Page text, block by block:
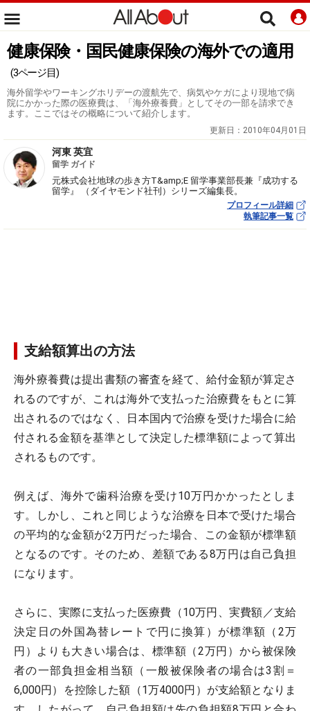
健康保険・国民健康保険の海外での適用
(3ページ目)
海外留学やワーキングホリデーの渡航先で、病気やケガにより現地で病
院にかかった際の医療費は、「海外療養費」としてその一部を請求でき
ます。ここではその概略について紹介します。
更新日： 2010年04月01日
河東 英宜
留学 ガイド
元株式会社地球の歩き方T&amp;E 留学事業部長兼『成功する
留学』 （ダイヤモンド社刊）シリーズ編集長。
プロフィール詳細
執筆記事一覧
支給額算出の方法
海外療養費は提出書類の審査を経て、給付金額が算定さ
れるのですが、これは海外で支払った治療費をもとに算
出されるのではなく、日本国内で治療を受けた場合に給
付される金額を基準として決定した標準額によって算出
されるものです。
例えば、海外で歯科治療を受け10万円かかったとしま
す。しかし、これと同じような治療を日本で受けた場合
の平均的な金額が2万円だった場合、この金額が標準額
となるのです。そのため、差額である8万円は自己負担
になります。
さらに、実際に支払った医療費（10万円、実費額／支給
決定日の外国為替レートで円に換算）が標準額（2万
円）よりも大きい場合は、標準額（2万円）から被保険
者の一部負担金相当額（一般被保険者の場合は3割＝
6,000円）を控除した額（1万4000円）が支給額となりま